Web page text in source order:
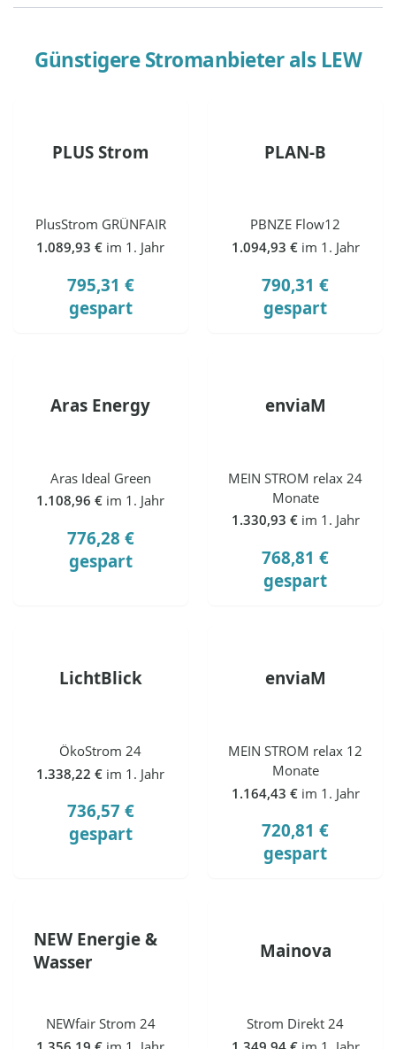
Günstigere Stromanbieter als LEW
PLUS Strom
PlusStrom GRÜNFAIR
1.089,93 € im 1. Jahr
795,31 €
gespart
PLAN-B
PBNZE Flow12
1.094,93 € im 1. Jahr
790,31 €
gespart
Aras Energy
Aras Ideal Green
1.108,96 € im 1. Jahr
776,28 €
gespart
enviaM
MEIN STROM relax 24
Monate
1.330,93 € im 1. Jahr
768,81 €
gespart
LichtBlick
ÖkoStrom 24
1.338,22 € im 1. Jahr
736,57 €
gespart
enviaM
MEIN STROM relax 12
Monate
1.164,43 € im 1. Jahr
720,81 €
gespart
NEW Energie &
Wasser
NEWfair Strom 24
Mainova
Strom Direkt 24